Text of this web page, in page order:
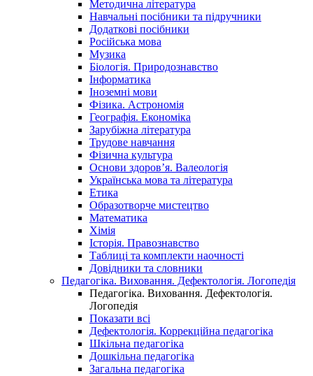
Методична література
Навчальні посібники та підручники
Додаткові посібники
Російська мова
Музика
Біологія. Природознавство
Інформатика
Іноземні мови
Фізика. Астрономія
Географія. Економіка
Зарубіжна література
Трудове навчання
Фізична культура
Основи здоров’я. Валеологія
Українська мова та література
Етика
Образотворче мистецтво
Математика
Хімія
Історія. Правознавство
Таблиці та комплекти наочності
Довідники та словники
Педагогіка. Виховання. Дефектологія. Логопедія
Педагогіка. Виховання. Дефектологія.
Логопедія
Показати всі
Дефектологія. Коррекційна педагогіка
Шкільна педагогіка
Дошкільна педагогіка
Загальна педагогіка